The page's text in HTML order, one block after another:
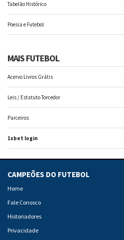
Tabelão Histórico
Poesia e Futebol
MAIS FUTEBOL
Acervo Livros Grátis
Leis / Estatuto Torcedor
Parceiros
1xbet login
CAMPEÕES DO FUTEBOL
Home
Fale Conosco
Historiadores
Privacidade